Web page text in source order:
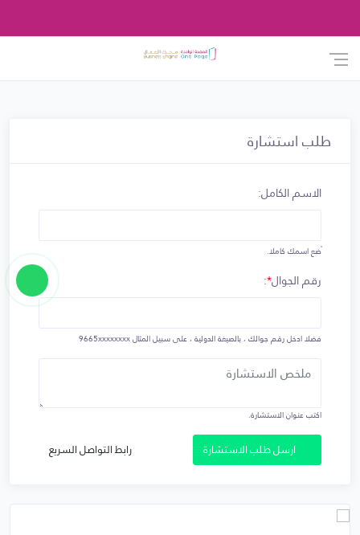
طلب استشارة
الاسم الكامل:
ًضع اسمك كاملا.
رقم الجوال*
:
فضلا ادخل رقم جوالك ، بالصيغة الدولية ، على سبيل المثال9665xxxxxxxx
اكتب عنوان الاستشارة.
ارسل طلب الاستشارة رابط التواصل السريع